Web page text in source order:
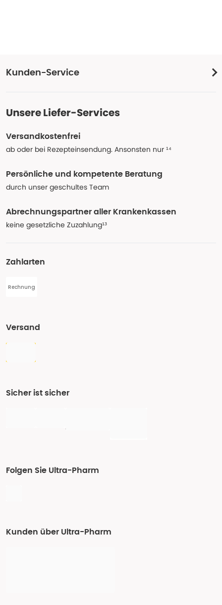
Kunden-Service
Unsere Liefer-Services
Versandkostenfrei
ab oder bei Rezepteinsendung. Ansonsten nur ¹⁴
Persönliche und kompetente Beratung
durch unser geschultes Team
Abrechnungspartner aller Krankenkassen
keine gesetzliche Zuzahlung¹³
Zahlarten
Rechnung
Versand
Sicher ist sicher
Folgen Sie Ultra-Pharm
Kunden über Ultra-Pharm